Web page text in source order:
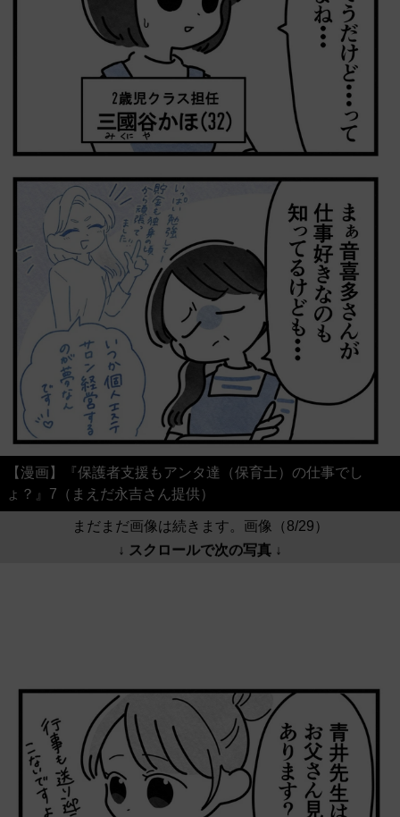
【漫画】『保護者支援もアンタ達（保育士）の仕事でし
ょ？』7（まえだ永吉さん提供）
まだまだ画像は続きます。画像（8/29）
↓ スクロールで次の写真 ↓